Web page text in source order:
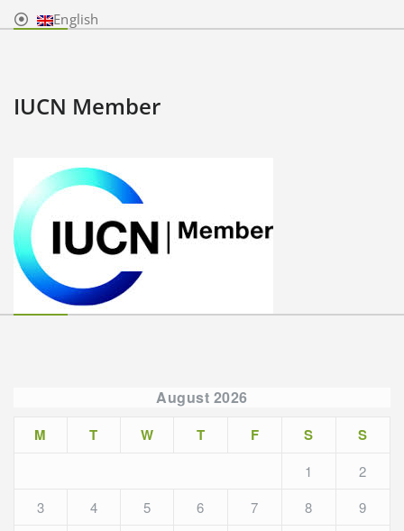
English
IUCN Member
August 2026
M T W T F S S
1
2
3
4 5 6 7 8 9